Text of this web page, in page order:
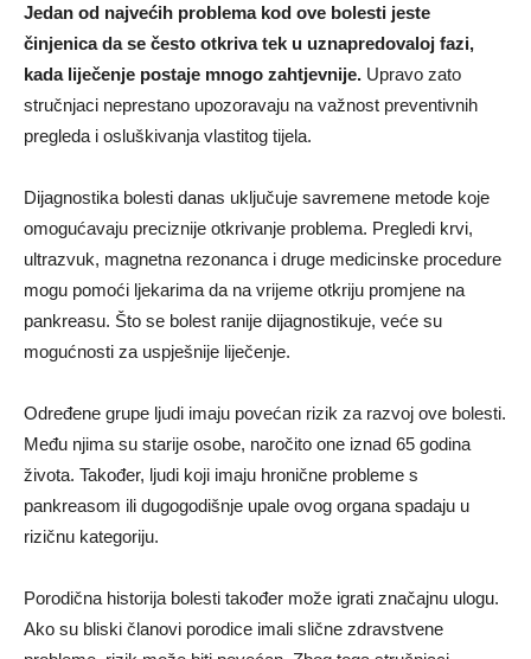
Jedan od najvećih problema kod ove bolesti jeste
činjenica da se često otkriva tek u uznapredovaloj fazi,
kada liječenje postaje mnogo zahtjevnije. Upravo zato
stručnjaci neprestano upozoravaju na važnost preventivnih
pregleda i osluškivanja vlastitog tijela.
Dijagnostika bolesti danas uključuje savremene metode koje
omogućavaju preciznije otkrivanje problema. Pregledi krvi,
ultrazvuk, magnetna rezonanca i druge medicinske procedure
mogu pomoći ljekarima da na vrijeme otkriju promjene na
pankreasu. Što se bolest ranije dijagnostikuje, veće su
mogućnosti za uspješnije liječenje.
Određene grupe ljudi imaju povećan rizik za razvoj ove bolesti.
Među njima su starije osobe, naročito one iznad 65 godina
života. Također, ljudi koji imaju hronične probleme s
pankreasom ili dugogodišnje upale ovog organa spadaju u
rizičnu kategoriju.
Porodična historija bolesti također može igrati značajnu ulogu.
Ako su bliski članovi porodice imali slične zdravstvene